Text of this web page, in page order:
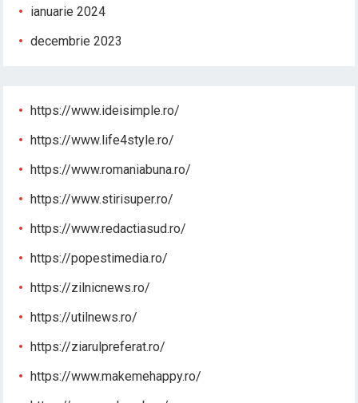
ianuarie 2024
decembrie 2023
https://www.ideisimple.ro/
https://www.life4style.ro/
https://www.romaniabuna.ro/
https://www.stirisuper.ro/
https://www.redactiasud.ro/
https://popestimedia.ro/
https://zilnicnews.ro/
https://utilnews.ro/
https://ziarulpreferat.ro/
https://www.makemehappy.ro/